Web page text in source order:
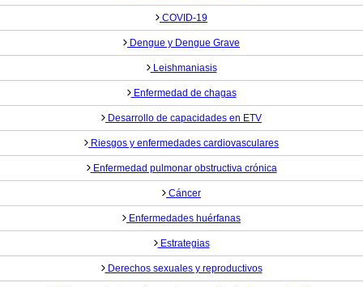
COVID-19
Dengue y Dengue Grave
Leishmaniasis
Enfermedad de chagas
Desarrollo de capacidades en ETV
Riesgos y enfermedades cardiovasculares
Enfermedad pulmonar obstructiva crónica
Cáncer
Enfermedades huérfanas
Estrategias
Derechos sexuales y reproductivos